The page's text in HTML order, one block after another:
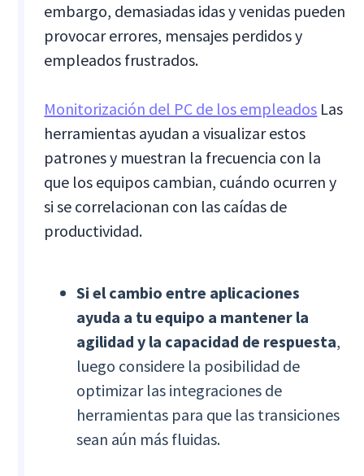
embargo, demasiadas idas y venidas pueden
provocar errores, mensajes perdidos y
empleados frustrados.
Monitorización del PC de los empleados Las
herramientas ayudan a visualizar estos
patrones y muestran la frecuencia con la
que los equipos cambian, cuándo ocurren y
si se correlacionan con las caídas de
productividad.
Si el cambio entre aplicaciones
ayuda a tu equipo a mantener la
agilidad y la capacidad de respuesta,
luego considere la posibilidad de
optimizar las integraciones de
herramientas para que las transiciones
sean aún más fluidas.